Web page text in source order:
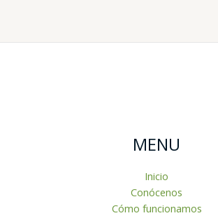
MENU
Inicio
Conócenos
Cómo funcionamos